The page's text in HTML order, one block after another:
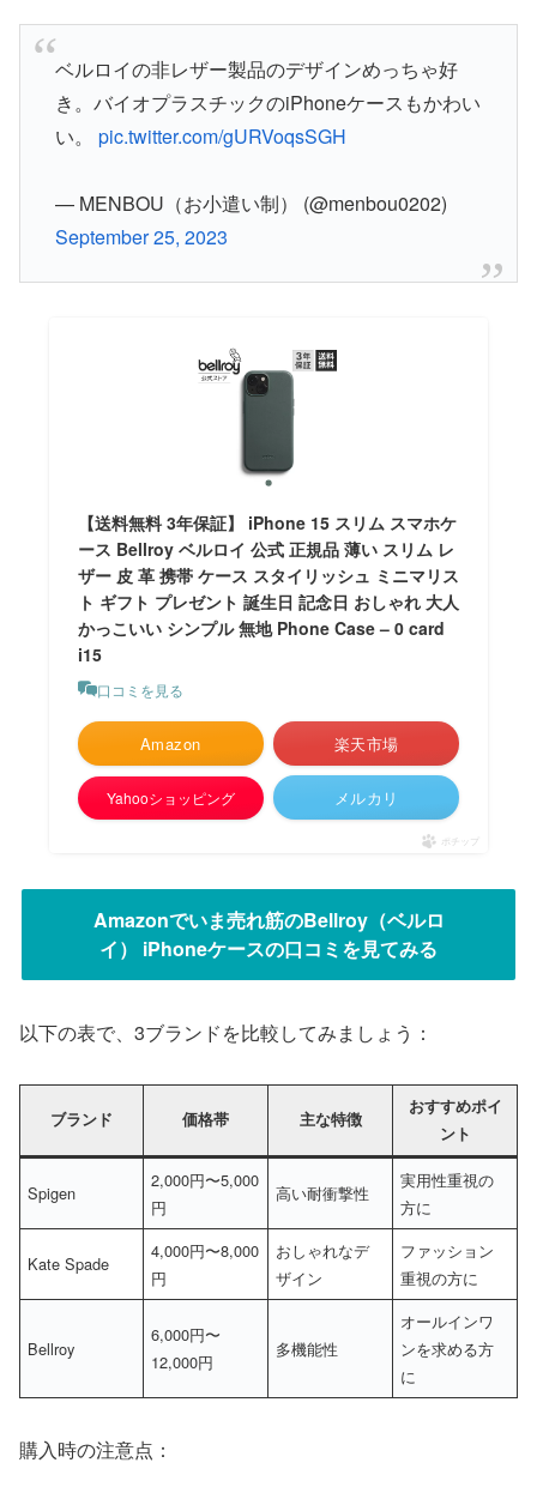
ベルロイの非レザー製品のデザインめっちゃ好
き。バイオプラスチックのiPhoneケースもかわい
い。 pic.twitter.com/gURVoqsSGH
— MENBOU（お小遣い制） (@menbou0202)
September 25, 2023
【送料無料 3年保証】 iPhone 15 スリム スマホケ
ース Bellroy ベルロイ 公式 正規品 薄い スリム レ
ザー 皮 革 携帯 ケース スタイリッシュ ミニマリス
ト ギフト プレゼント 誕生日 記念日 おしゃれ 大人
かっこいい シンプル 無地 Phone Case – 0 card
i15
口コミを見る
Amazon 楽天市場
Yahooショッピング メルカリ
ポチップ
Amazonでいま売れ筋のBellroy（ベルロ
イ） iPhoneケースの口コミを見てみる
以下の表で、3ブランドを比較してみましょう：
ブランド 価格帯 主な特徴
おすすめポイ
ント
Spigen
2,000円〜5,000
円
高い耐衝撃性
実用性重視の
方に
Kate Spade
4,000円〜8,000
円
おしゃれなデ
ザイン
ファッション
重視の方に
Bellroy
6,000円〜
12,000円
多機能性
オールインワ
ンを求める方
に
購入時の注意点：